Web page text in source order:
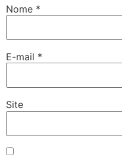
Nome *
E-mail *
Site